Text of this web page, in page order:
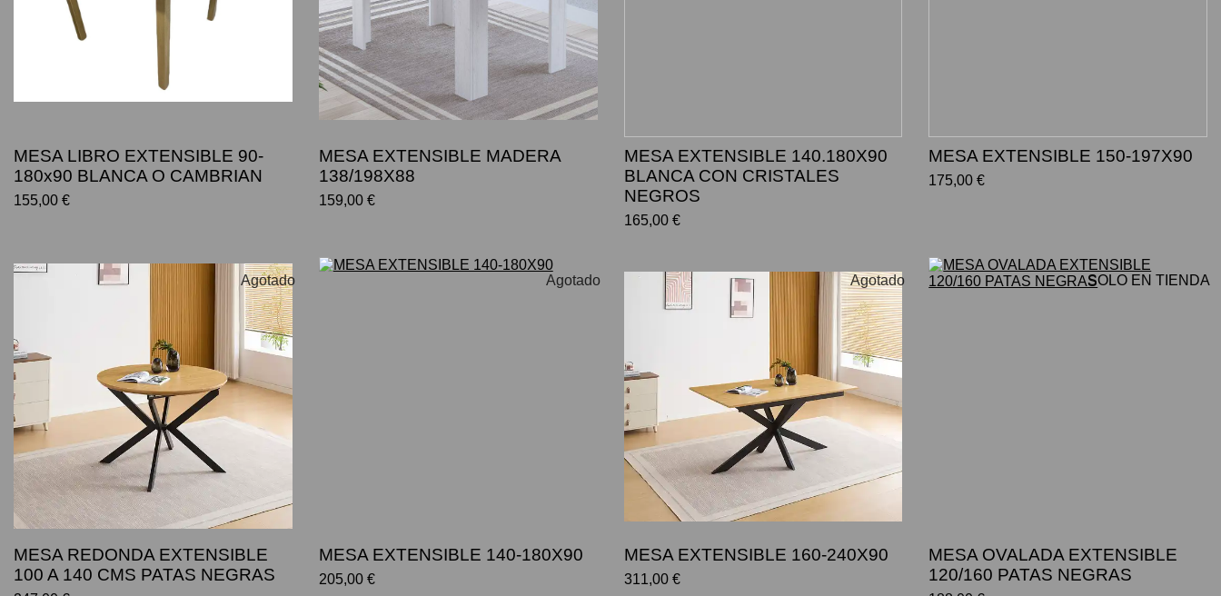
MESA LIBRO EXTENSIBLE 90-
180x90 BLANCA O CAMBRIAN
155,00 €
MESA EXTENSIBLE MADERA
138/198X88
159,00 €
MESA EXTENSIBLE 140.180X90
BLANCA CON CRISTALES
NEGROS
165,00 €
MESA EXTENSIBLE 150-197X90
175,00 €
Agotado
MESA REDONDA EXTENSIBLE
100 A 140 CMS PATAS NEGRAS
Agotado
MESA EXTENSIBLE 140-180X90
205,00 €
Agotado
MESA EXTENSIBLE 160-240X90
311,00 €
SOLO EN TIENDA
MESA OVALADA EXTENSIBLE
120/160 PATAS NEGRAS